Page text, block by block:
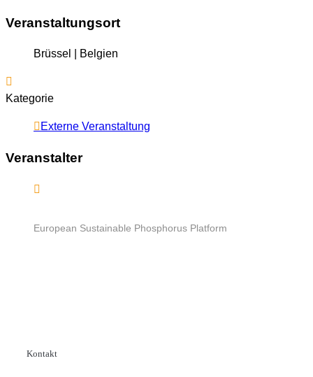
Veranstaltungsort
Brüssel | Belgien
Kategorie
Externe Veranstaltung
Veranstalter
European Sustainable Phosphorus Platform
Kontakt